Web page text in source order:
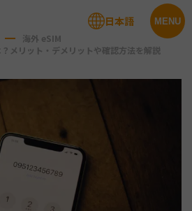
MENU
日本語
海外 eSIM
メリット・デメリットや確認方法を解説